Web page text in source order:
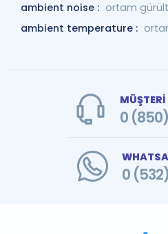
ambient noise : ortam
ambient temperature :
0
0